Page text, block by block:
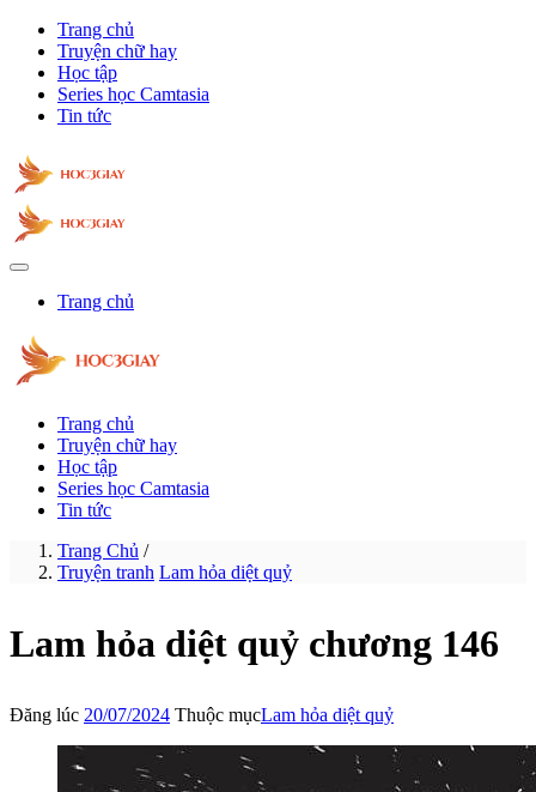
Trang chủ
Truyện chữ hay
Học tập
Series học Camtasia
Tin tức
Trang chủ
Trang chủ
Truyện chữ hay
Học tập
Series học Camtasia
Tin tức
Trang Chủ /
Truyện tranh Lam hỏa diệt quỷ
Lam hỏa diệt quỷ chương 146
Đăng lúc 20/07/2024 Thuộc mụcLam hỏa diệt quỷ